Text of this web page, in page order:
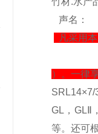
声名：
凡采用
）。一律
GL，GLⅡ
等。还可